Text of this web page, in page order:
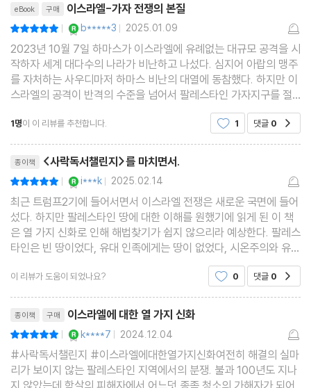
eBook 구매 이스라엘-가자 전쟁의 본질
| b*****3 | 2025.01.09
2023년 10월 7일 하마스가 이스라엘에 유례없는 대규모 공격을 시
작하자 세계 대다수의 나라가 비난하고 나섰다. 심지어 아랍의 맹주
를 자처하는 사우디마저 하마스 비난의 대열에 동참했다. 하지만 이
스라엘의 공격이 반격의 수준을 넘어서 팔레스타인 가자지구를 절
멸시키려 드는 지경에 이르러서는 비판적이기는 하지만 지지를 이
어가던 서방의 여론이 부정적으로 돌아섰고 늘 든든한
1명이 이 리뷰를 추천합니다. 1 댓글 0
종이책 <사락독서챌린지>를 마치면서.
| i***k | 2025.02.14
최근 트럼프2기에 들어서면서 이스라엘 전쟁은 새로운 국면에 들어
섰다. 하지만 팔레스타인 땅에 대한 이해를 원했기에 읽게 된 이 책
은 열 가지 신화로 인해 해법찾기가 쉽지 않으리라 예상한다. 팔레스
타인은 빈 땅이었다, 유대 인족에게는 땅이 없었다, 시온주의와 유대
교는 같 다, 시온주의는 식민주의가 아니다, 1948년에 팔레스타인
사람들은 자발적으로 고향을 떠났다, 1967년 6월
이 리뷰가 도움이 되었나요? 0 댓글 0
종이책 구매 이스라엘에 대한 열 가지 신화
| k****7 | 2024.12.04
#사락독서챌린지 #이스라엘에대한열가지신화여전히 해결의 실마
리가 보이지 않는 팔레스타인 지역에서의 분쟁. 불과 100년도 지나